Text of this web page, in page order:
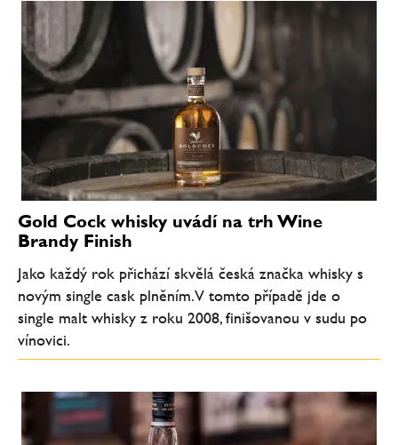
Gold Cock whisky uvádí na trh Wine
Brandy Finish
Jako každý rok přichází skvělá česká značka whisky s
novým single cask plněním. V tomto případě jde o
single malt whisky z roku 2008, finišovanou v sudu po
vínovici.